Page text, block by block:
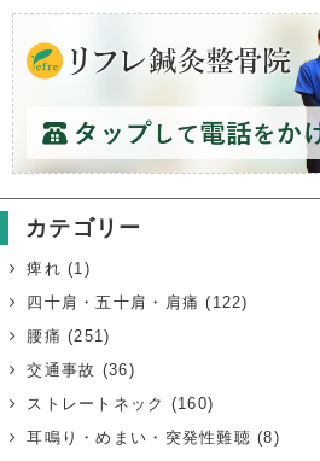
カテゴリー
痺れ (1)
四十肩・五十肩・肩痛 (122)
腰痛 (251)
交通事故 (36)
ストレートネック (160)
耳鳴り・めまい・突発性難聴 (8)